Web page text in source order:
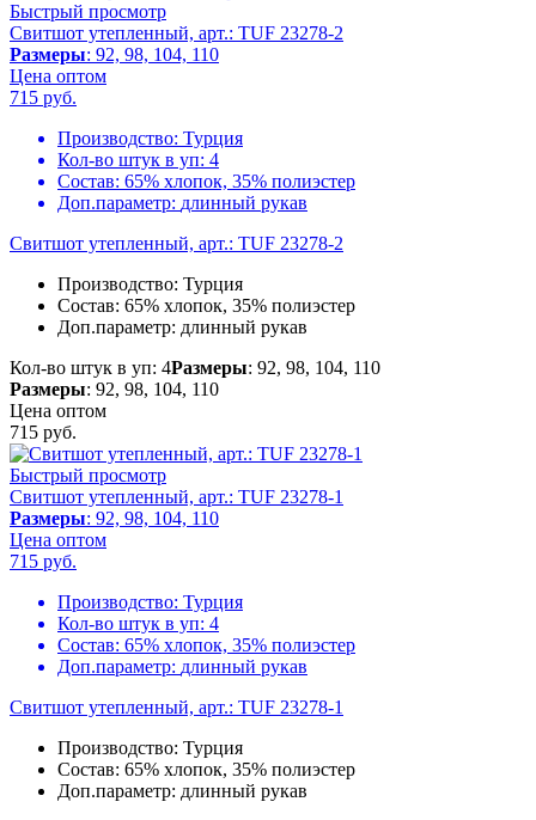
Быстрый просмотр
Свитшот утепленный, арт.: TUF 23278-2
Размеры: 92, 98, 104, 110
Цена оптом
715 руб.
Производство: Турция
Кол-во штук в уп: 4
Состав: 65% хлопок, 35% полиэстер
Доп.параметр: длинный рукав
Свитшот утепленный, арт.: TUF 23278-2
Производство: Турция
Состав: 65% хлопок, 35% полиэстер
Доп.параметр: длинный рукав
Кол-во штук в уп: 4Размеры: 92, 98, 104, 110
Размеры: 92, 98, 104, 110
Цена оптом
715 руб.
Быстрый просмотр
Свитшот утепленный, арт.: TUF 23278-1
Размеры: 92, 98, 104, 110
Цена оптом
715 руб.
Производство: Турция
Кол-во штук в уп: 4
Состав: 65% хлопок, 35% полиэстер
Доп.параметр: длинный рукав
Свитшот утепленный, арт.: TUF 23278-1
Производство: Турция
Состав: 65% хлопок, 35% полиэстер
Доп.параметр: длинный рукав